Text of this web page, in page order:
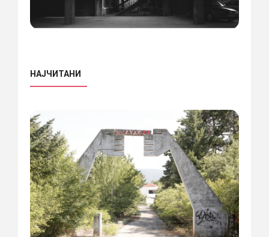
НАЈЧИТАНИ